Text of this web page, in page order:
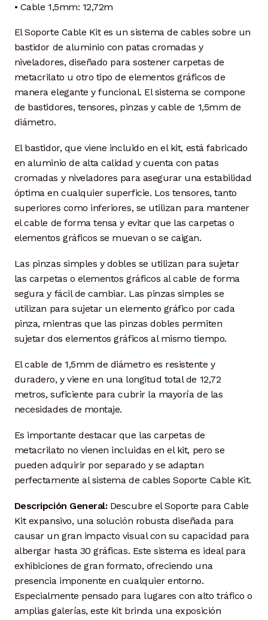
• Cable 1,5mm: 12,72m
El Soporte Cable Kit es un sistema de cables sobre un
bastidor de aluminio con patas cromadas y
niveladores, diseñado para sostener carpetas de
metacrilato u otro tipo de elementos gráficos de
manera elegante y funcional. El sistema se compone
de bastidores, tensores, pinzas y cable de 1,5mm de
diámetro.
El bastidor, que viene incluido en el kit, está fabricado
en aluminio de alta calidad y cuenta con patas
cromadas y niveladores para asegurar una estabilidad
óptima en cualquier superficie. Los tensores, tanto
superiores como inferiores, se utilizan para mantener
el cable de forma tensa y evitar que las carpetas o
elementos gráficos se muevan o se caigan.
Las pinzas simples y dobles se utilizan para sujetar
las carpetas o elementos gráficos al cable de forma
segura y fácil de cambiar. Las pinzas simples se
utilizan para sujetar un elemento gráfico por cada
pinza, mientras que las pinzas dobles permiten
sujetar dos elementos gráficos al mismo tiempo.
El cable de 1,5mm de diámetro es resistente y
duradero, y viene en una longitud total de 12,72
metros, suficiente para cubrir la mayoría de las
necesidades de montaje.
Es importante destacar que las carpetas de
metacrilato no vienen incluidas en el kit, pero se
pueden adquirir por separado y se adaptan
perfectamente al sistema de cables Soporte Cable Kit.
Descripción General:Descubre el Soporte para Cable
Kit expansivo, una solución robusta diseñada para
causar un gran impacto visual con su capacidad para
albergar hasta 30 gráficas. Este sistema es ideal para
exhibiciones de gran formato, ofreciendo una
presencia imponente en cualquier entorno.
Especialmente pensado para lugares con alto tráfico o
amplias galerías, este kit brinda una exposición